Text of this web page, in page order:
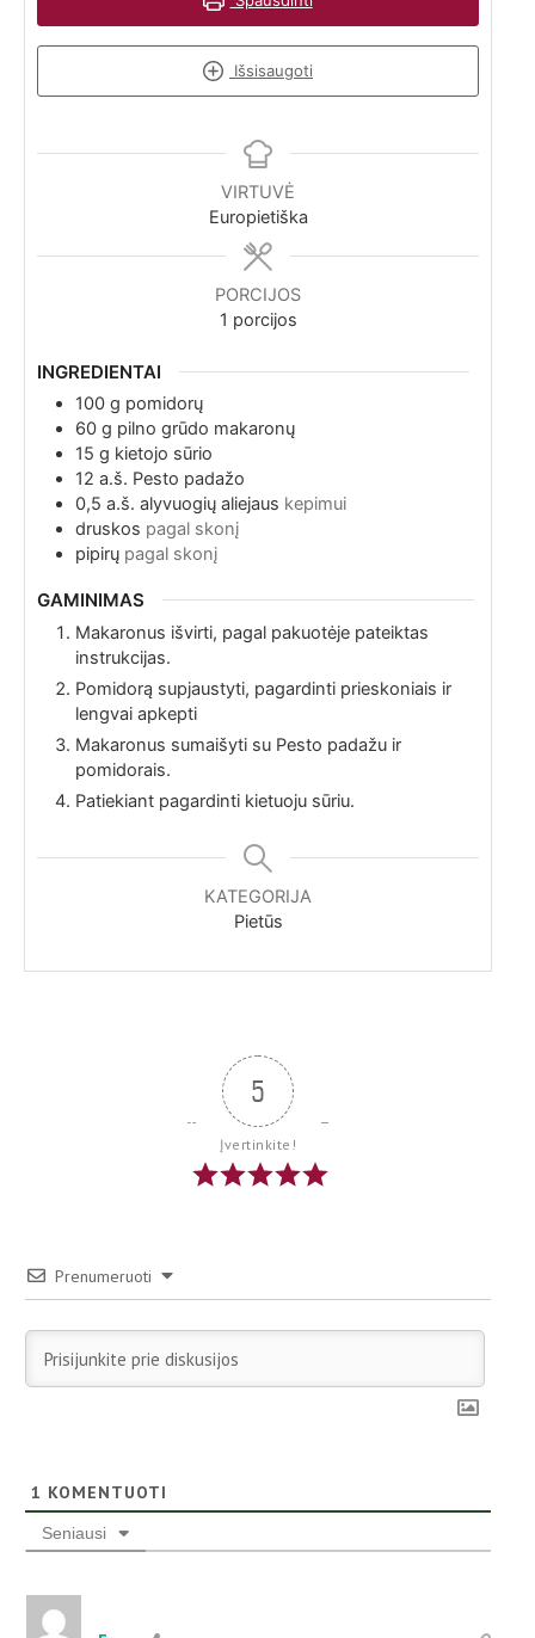
Išsisaugoti
VIRTUVĖ
Europietiška
PORCIJOS
1 porcijos
INGREDIENTAI
100 g pomidorų
60 g pilno grūdo makaronų
15 g kietojo sūrio
12 a.š. Pesto padažo
0,5 a.š. alyvuogių aliejaus kepimui
druskos pagal skonį
pipirų pagal skonį
GAMINIMAS
Makaronus išvirti, pagal pakuotėje pateiktas
instrukcijas.
Pomidorą supjaustyti, pagardinti prieskoniais ir
lengvai apkepti
Makaronus sumaišyti su Pesto padažu ir
pomidorais.
Patiekiant pagardinti kietuoju sūriu.
KATEGORIJA
Pietūs
5
Įvertinkite!
Prenumeruoti
1 KOMENTUOTI
Seniausi